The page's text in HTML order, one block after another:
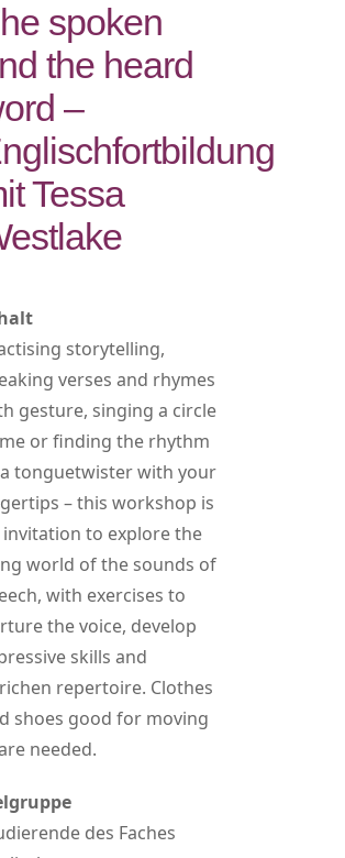
spoken
the heard
–
Tessa
storytelling,
verses and rhymes
gesture, singing a circle
or finding the rhythm
tonguetwister with your
– this workshop is
invitation to explore the
world of the sounds of
with exercises to
the voice, develop
skills and
repertoire. Clothes
shoes good for moving
needed.
des Faches